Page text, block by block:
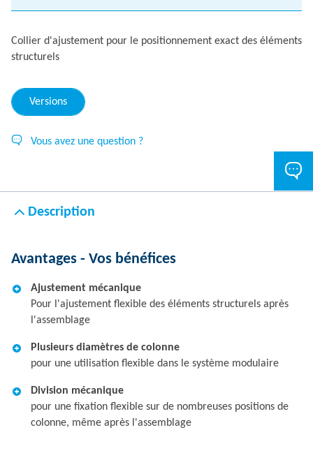
Collier d'ajustement pour le positionnement exact des éléments
structurels
Versions
Vous avez une question ?
Description
Avantages - Vos bénéfices
Ajustement mécanique
Pour l'ajustement flexible des éléments structurels après
l'assemblage
Plusieurs diamètres de colonne
pour une utilisation flexible dans le système modulaire
Division mécanique
pour une fixation flexible sur de nombreuses positions de
colonne, même après l'assemblage